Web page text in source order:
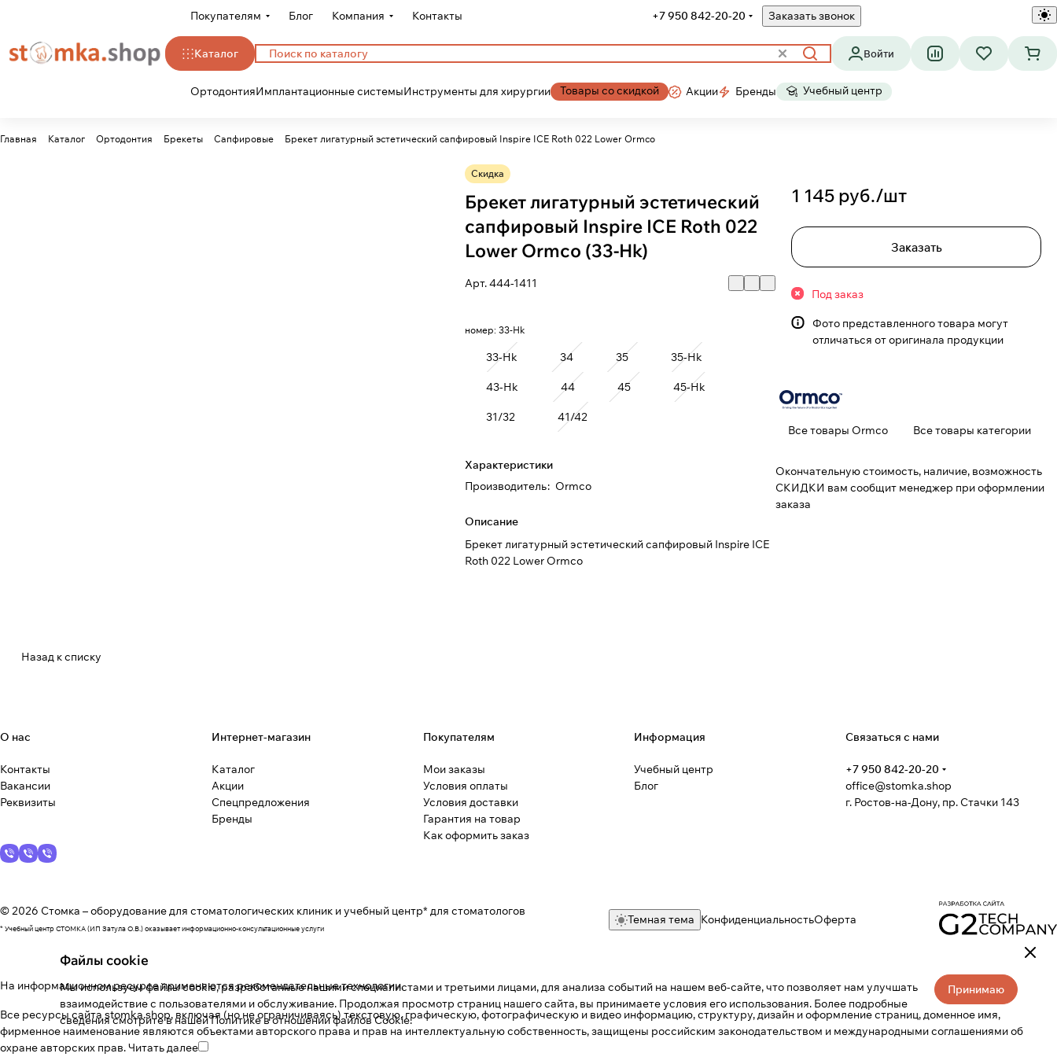
Покупателям Блог Компания Контакты +7 950 842-20-20 Заказать звонок
Каталог Войти
ОртодонтияИмплантационные системыИнструменты для хирургии Товары со скидкой Акции Бренды Учебный центр
Главная Каталог Ортодонтия Брекеты Сапфировые Брекет лигатурный эстетический сапфировый Inspire ICE Roth 022 Lower Ormco
Скидка
Брекет лигатурный эстетический
сапфировый Inspire ICE Roth 022
Lower Ormco (33-Hk)
Арт.444-1411
номер:33-Hk
33-Hk 34 35 35-Hk
43-Hk 44 45 45-Hk
31/32 41/42
Характеристики
Производитель: Ormco
Описание
Брекет лигатурный эстетический сапфировый Inspire ICE
Roth 022 Lower Ormco
1 145 руб./шт
Заказать
Под заказ
Фото представленного товара могут
отличаться от оригинала продукции
Все товары Ormco Все товары категории
Окончательную стоимость, наличие, возможность
СКИДКИ вам сообщит менеджер при оформлении
заказа
Назад к списку
О нас
Контакты
Вакансии
Реквизиты
Интернет-магазин
Каталог
Акции
Спецпредложения
Бренды
Покупателям
Мои заказы
Условия оплаты
Условия доставки
Гарантия на товар
Как оформить заказ
Информация
Учебный центр
Блог
Связаться с нами
+7 950 842-20-20
office@stomka.shop
г. Ростов-на-Дону, пр. Стачки 143
© 2026 Стомка – оборудование для стоматологических клиник и учебный центр* для стоматологов
* Учебный центр СТОМКА (ИП Затула О.В.) оказывает информационно-консультационные услуги
Темная тема КонфиденциальностьОферта
На информационном ресурсе применяютсярекомендательные технологии.
Все ресурсы сайта stomka.shop, включая (но не ограничиваясь) текстовую, графическую, фотографическую и видео информацию, структуру, дизайн и оформление страниц, доменное имя,
фирменное наименование являются объектами авторского права и прав на интеллектуальную собственность, защищены российским законодательством и международными соглашениями об
охране авторских прав.Читать далее
Файлы cookie
Мы используем файлы cookie, разработанные нашими специалистами и третьими лицами, для анализа событий на нашем веб-сайте, что позволяет нам улучшать
взаимодействие с пользователями и обслуживание. Продолжая просмотр страниц нашего сайта, вы принимаете условия его использования. Более подробные
сведения смотрите в нашейПолитике в отношении файлов Cookie.
Принимаю